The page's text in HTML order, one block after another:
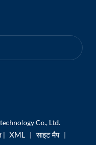
Co., Ltd.
| XML | साइट मैप |